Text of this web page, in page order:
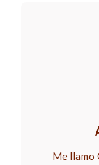
Me llamo